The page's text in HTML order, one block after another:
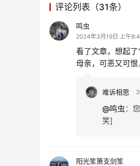
评论列表（31条）
鸣虫
2024年3月19日 上午
看了文章，想起
母亲，可恶又可恨
难诉相思
@鸣虫 ：
笑]
阳光笙箫支剑笙